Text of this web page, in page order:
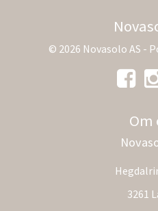
© 2026 Novasolo AS -
Om
3261